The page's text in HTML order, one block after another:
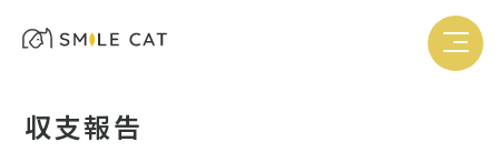
収支報告